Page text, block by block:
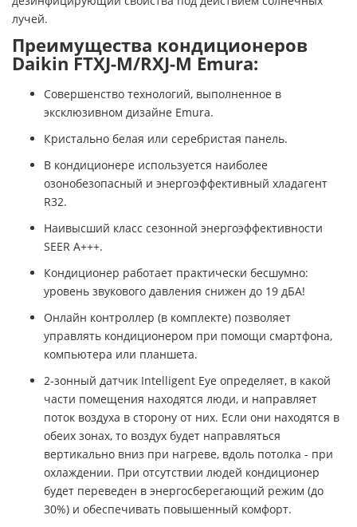
лучей.
Преимущества кондиционеров
Daikin FTXJ-M/RXJ-M Emura:
Совершенство технологий, выполненное в
эксклюзивном дизайне Emura.
Кристально белая или серебристая панель.
В кондиционере используется наиболее
озонобезопасный и энергоэффективный хладагент
R32.
Наивысший класс сезонной энергоэффективности
SEER А+++.
Кондиционер работает практически бесшумно:
уровень звукового давления снижен до 19 дБА!
Онлайн контроллер (в комплекте) позволяет
управлять кондиционером при помощи смартфона,
компьютера или планшета.
2-зонный датчик Intelligent Eye определяет, в какой
части помещения находятся люди, и направляет
поток воздуха в сторону от них. Если они находятся в
обеих зонах, то воздух будет направляться
вертикально вниз при нагреве, вдоль потолка - при
охлаждении. При отсутствии людей кондиционер
будет переведен в энергосберегающий режим (до
30%) и обеспечивать повышенный комфорт.